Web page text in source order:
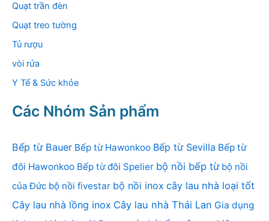
Quạt trần đèn
Quạt treo tường
Tủ rượu
vòi rửa
Y Tế & Sức khỏe
Các Nhóm Sản phẩm
Bếp từ Bauer Bếp từ Hawonkoo Bếp từ Sevilla Bếp từ
đôi Hawonkoo Bếp từ đôi Spelier bộ nồi bếp từ bộ nồi
của Đức bộ nồi fivestar bộ nồi inox cây lau nhà loại tốt
Cây lau nhà lồng inox Cây lau nhà Thái Lan Gia dụng